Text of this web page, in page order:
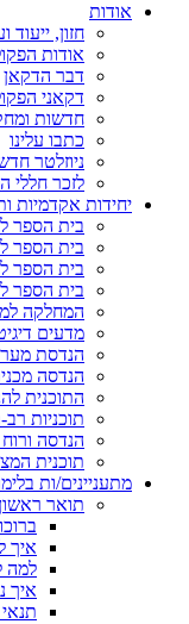
אודות
חזון,
אודות
דבר הדקאן
דקאני
חדשות
כתבו עלינו
ניוזלטר
לזכר חללי
יחידות אקדמיות
בית הספר
בית הספר
בית הספר
בית הספר
המחלקה
מדעים
הנדסת
הנדסה
התוכנית
תוכניות
הנדסה
תוכנית
מתעניינים/ות
תואר
איך
למה
איך